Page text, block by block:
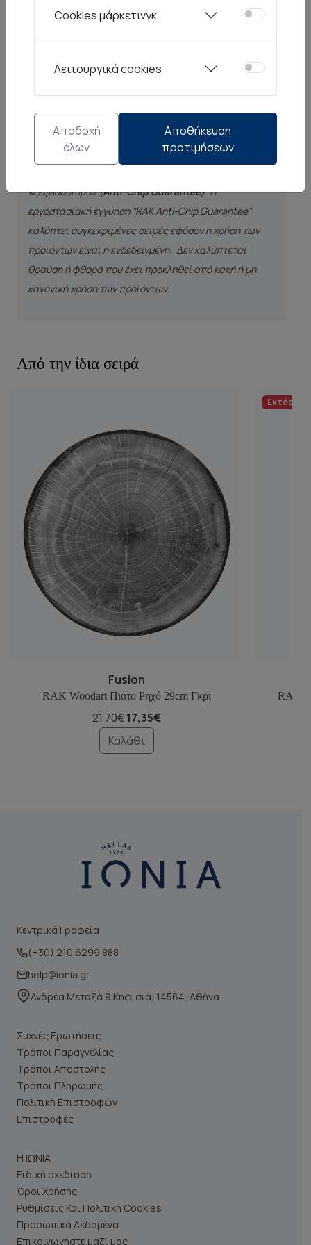
ευκολία στο χειρισμό, την αντοχή στην σκληρή
στον χρόνο.
Είναι χαρακτηριστικό ότι για τις περισσότερες σειρές
που διαθέτει ο οίκος RAK, προσφέρεται περιορισμένη
«ξεφλούδισμα»(Anti-Chip Guarantee). Η
εργοστασιακή εγγύηση “RAK Anti-Chip Guarantee”
καλύπτει συγκεκριμένες σειρές εφόσον η χρήση των
προϊόντων είναι η ενδεδειγμένη. Δεν καλύπτεται
θραύση ή φθορά που έχει προκληθεί από κακή ή μη
κανονική χρήση των προϊόντων.
Από την ίδια σειρά
Fusion
RAK Woodart Πιάτο Ρηχό 29cm Γκρι
21,70€17,35€
Καλάθι
Εκτός
RAK
Κεντρικά Γραφεία
(+30) 210 6299 888
help@ionia.gr
Ανδρέα Μεταξά 9 Κηφισιά, 14564, Αθήνα
Συχνές Ερωτήσεις
Τρόποι Παραγγελίας
Τρόποι Αποστολής
Τρόποι Πληρωμής
Πολιτική Επιστροφών
Επιστροφές
Η ΙΩΝΙΑ
Ειδική σχεδίαση
Όροι Χρήσης
Ρυθμίσεις Και Πολιτική Cookies
Προσωπικά Δεδομένα
Επικοινωνήστε μαζί μας
Cookies μάρκετινγκ
Λειτουργικά cookies
Αποδοχή
όλων
Αποθήκευση
προτιμήσεων